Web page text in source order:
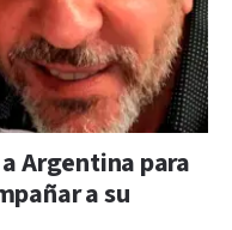
Argentina para
a su